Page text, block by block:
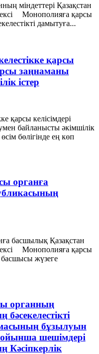
міндеттері Қазақстан
Монополияға қарсы
дамытуға...
қарсы
заңнаманы
істер
қарсы келісімдері
байланысты әкімшілік
бөлігінде ең көп
органға
басшылық Қазақстан
Монополияға қарсы
жүзеге
органның
бұзылуын
шешімдері
Кәсіпкерлік